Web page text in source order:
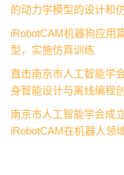
的动力学模型的设计和
iRobotCAM机器狗应用
型，实施仿真训练
直击南京市人工智能学
身智能设计与离线编程
南京市人工智能学会成
iRobotCAM在机器人领